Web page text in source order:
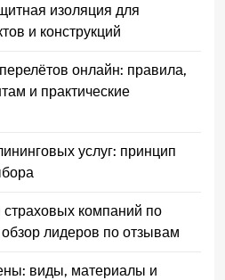
изоляция для
и конструкций
онлайн: правила,
и практические
услуг: принцип
страховых компаний по
лидеров по отзывам
виды, материалы и